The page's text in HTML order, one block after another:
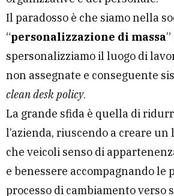
Il paradosso è che siamo nella
“personalizzazione di massa”
spersonalizziamo il luogo di
non assegnate e conseguente
clean desk policy.
La grande sfida è quella di
l’azienda, riuscendo a creare
che veicoli senso di
e benessere accompagnando le
processo di cambiamento verso